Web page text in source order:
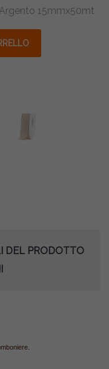
15mmx50mt
DEL PRODOTTO